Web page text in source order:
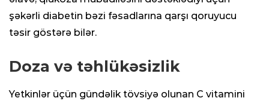
şəkərli diabetin bəzi fəsadlarına qarşı qoruyucu
təsir göstərə bilər.
Doza və təhlükəsizlik
Yetkinlər üçün gündəlik tövsiyə olunan C vitamini